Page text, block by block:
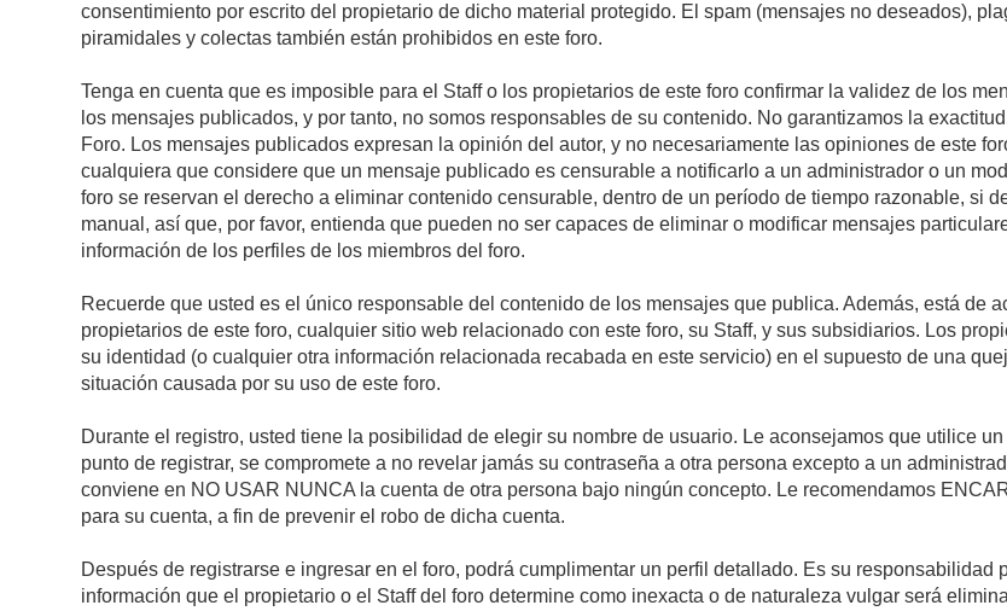
consentimiento por escrito del propietario de dicho material protegido. El spam (mensajes no deseados),
piramidales y colectas también están prohibidos en este foro.
Tenga en cuenta que es imposible para el Staff o los propietarios de este foro confirmar la validez de los
los mensajes publicados, y por tanto, no somos responsables de su contenido. No garantizamos la
Foro. Los mensajes publicados expresan la opinión del autor, y no necesariamente las opiniones de este
cualquiera que considere que un mensaje publicado es censurable a notificarlo a un administrador o un
foro se reservan el derecho a eliminar contenido censurable, dentro de un período de tiempo razonable, si
manual, así que, por favor, entienda que pueden no ser capaces de eliminar o modificar mensajes
información de los perfiles de los miembros del foro.
Recuerde que usted es el único responsable del contenido de los mensajes que publica. Además, está de
propietarios de este foro, cualquier sitio web relacionado con este foro, su Staff, y sus subsidiarios. Los
su identidad (o cualquier otra información relacionada recabada en este servicio) en el supuesto de una
situación causada por su uso de este foro.
Durante el registro, usted tiene la posibilidad de elegir su nombre de usuario. Le aconsejamos que utilice
punto de registrar, se compromete a no revelar jamás su contraseña a otra persona excepto a un
conviene en NO USAR NUNCA la cuenta de otra persona bajo ningún concepto. Le recomendamos
para su cuenta, a fin de prevenir el robo de dicha cuenta.
Después de registrarse e ingresar en el foro, podrá cumplimentar un perfil detallado. Es su
información que el propietario o el Staff del foro determine como inexacta o de naturaleza vulgar será